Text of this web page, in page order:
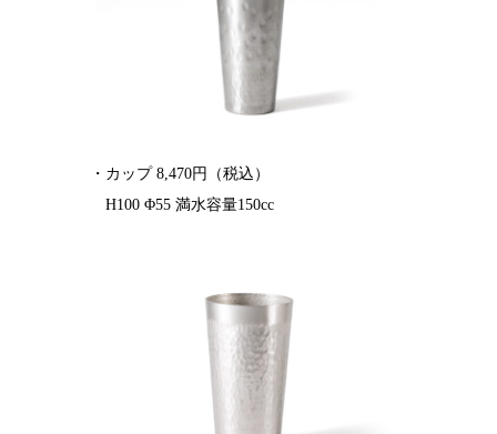
・カップ 8,470円（税込）
H100 Φ55 満水容量150cc